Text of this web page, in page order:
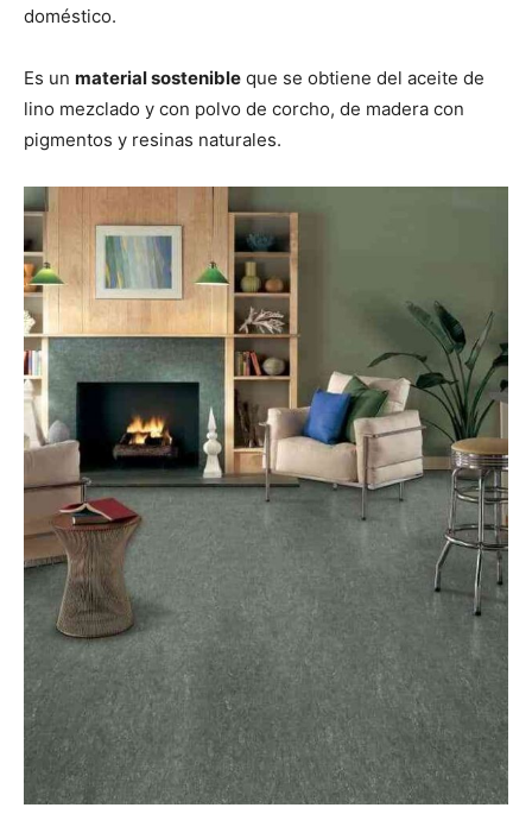
doméstico.
Es un material sostenible que se obtiene del aceite de
lino mezclado y con polvo de corcho, de madera con
pigmentos y resinas naturales.